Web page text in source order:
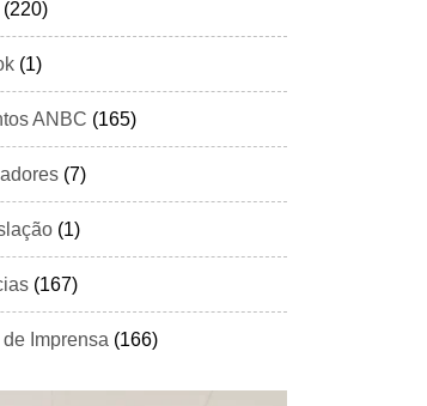
(220)
(1)
ANBC (165)
(7)
(1)
(167)
Imprensa (166)